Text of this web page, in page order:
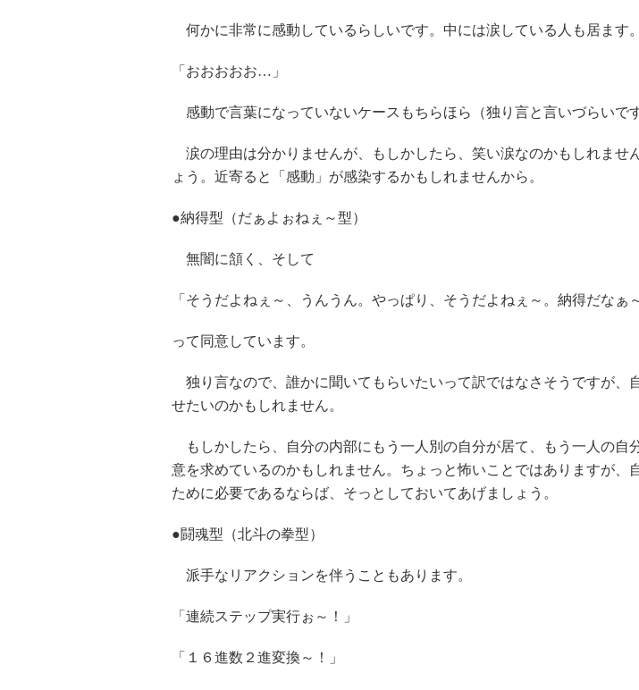
何かに非常に感動しているらしいです。中には涙している人も居ます。
「おおおおお…」
感動で言葉になっていないケースもちらほら（独り言と言いづらいで
涙の理由は分かりませんが、もしかしたら、笑い涙なのかもしれませ
ょう。近寄ると「感動」が感染するかもしれませんから。
●納得型（だぁよぉねぇ～型）
無闇に頷く、そして
「そうだよねぇ～、うんうん。やっぱり、そうだよねぇ～。納得だなぁ
って同意しています。
独り言なので、誰かに聞いてもらいたいって訳ではなさそうですが、
せたいのかもしれません。
もしかしたら、自分の内部にもう一人別の自分が居て、もう一人の自
意を求めているのかもしれません。ちょっと怖いことではありますが、
ために必要であるならば、そっとしておいてあげましょう。
●闘魂型（北斗の拳型）
派手なリアクションを伴うこともあります。
「連続ステップ実行ぉ～！」
「１６進数２進変換～！」